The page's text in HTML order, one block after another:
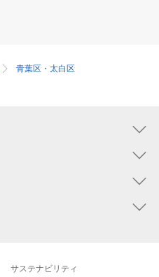
青葉区・太白区
サステナビリティ